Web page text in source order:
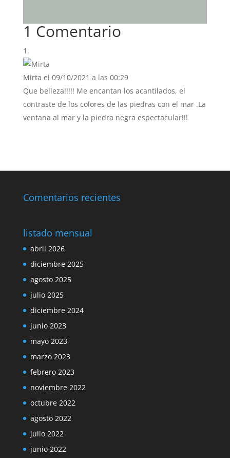
1 Comentario
Mirta el 09/10/2021 a las 00:29
Que belleza!!!!! Me encantan los acantilados, el
contraste de los colores de las piedras con el mar .La
ventana al mar y la piedra negra espectacular!!!
Comentarios recientes
listado mensual
abril 2026
diciembre 2025
agosto 2025
julio 2025
diciembre 2024
junio 2023
mayo 2023
marzo 2023
febrero 2023
noviembre 2022
octubre 2022
agosto 2022
julio 2022
junio 2022